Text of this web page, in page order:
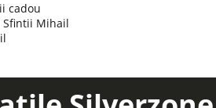
cadou
Mihail